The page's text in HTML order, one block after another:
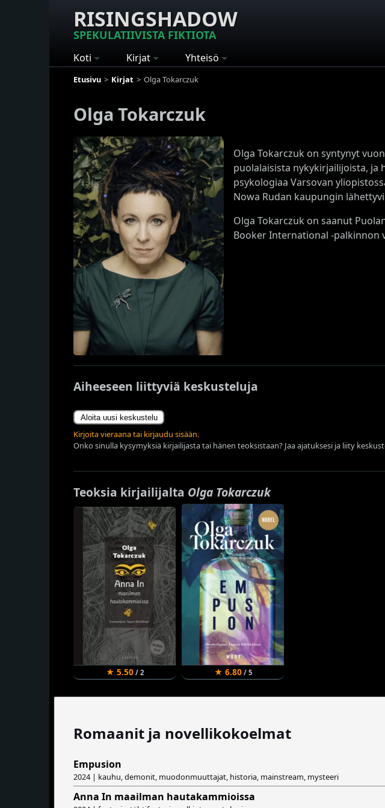
RISINGSHADOW
SPEKULATIIVISTA FIKTIOTA
Koti Kirjat Yhteisö
Etusivu Kirjat Olga Tokarczuk
Olga Tokarczuk
Olga Tokarczuk on syntynyt
puolalaisista nykykirjailijoista, ja
psykologiaa Varsovan
Nowa Rudan kaupungin
Olga Tokarczuk on saanut
Booker International -palkinnon
Aiheeseen liittyviä keskusteluja
Aloita uusi keskustelu
Kirjoita vieraana tai kirjaudu sisään.
Onko sinulla kysymyksiä kirjailijasta tai hänen teoksistaan? Jaa ajatuksesi ja liity
Teoksia kirjailijalta Olga Tokarczuk
★ 5.50/ 2 ★ 6.80/ 5
Romaanit ja novellikokoelmat
Empusion
2024 | kauhu, demonit, muodonmuuttajat, historia, mainstream, mysteeri
Anna In maailman hautakammioissa